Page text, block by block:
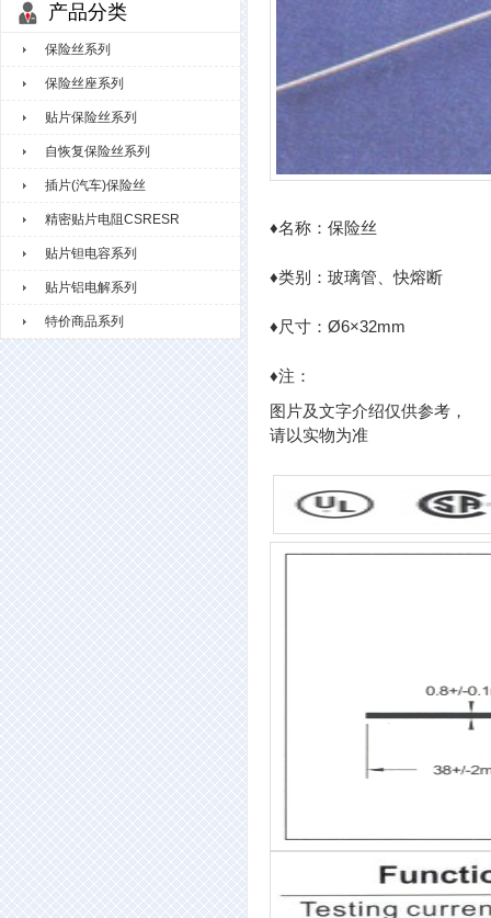
产品分类
保险丝系列
保险丝座系列
贴片保险丝系列
自恢复保险丝系列
插片(汽车)保险丝
精密贴片电阻CSRESR
贴片钽电容系列
贴片铝电解系列
特价商品系列
♦名称：保险丝
♦类别：玻璃管、快熔断
♦尺寸：Ø6×32mm
♦注：
图片及文字介绍仅供参考，
请以实物为准